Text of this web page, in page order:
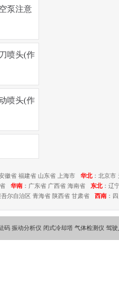
泵注意
喷头(作
喷头(作
徽省 福建省 山东省 上海市 华北：北京市
省 华南 ：广东省 广西省 海南省 东北：辽
尔自治区 青海省 陕西省 甘肃省 西南 ：
码 振动分析仪 闭式冷却塔 气体检测仪 驾驶